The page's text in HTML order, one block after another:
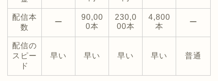
配信本
数
ー
90,00
0本
230,0
00本
4,800
本
ー
配信の
スピー
ド
早い 早い 早い 早い 普通